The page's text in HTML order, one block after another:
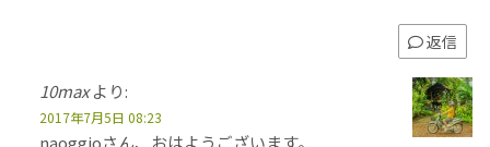
返信
10max より:
2017年7月5日 08:23
naoggioさん、おはようございます。